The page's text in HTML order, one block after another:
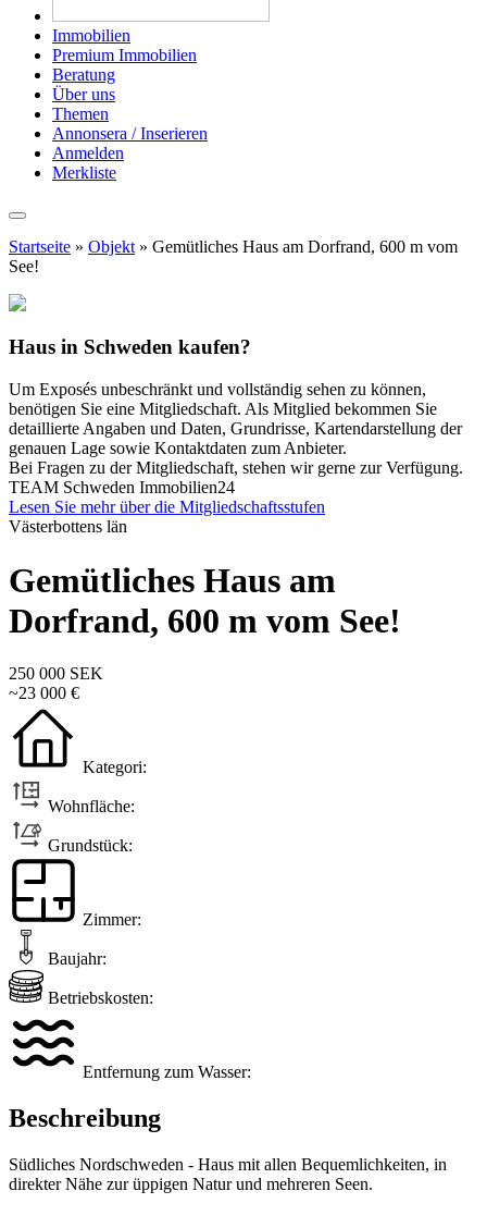
Immobilien
Premium Immobilien
Beratung
Über uns
Themen
Annonsera / Inserieren
Anmelden
Merkliste
Startseite » Objekt » Gemütliches Haus am Dorfrand, 600 m vom
See!
Haus in Schweden kaufen?
Um Exposés unbeschränkt und vollständig sehen zu können,
benötigen Sie eine Mitgliedschaft. Als Mitglied bekommen Sie
detaillierte Angaben und Daten, Grundrisse, Kartendarstellung der
genauen Lage sowie Kontaktdaten zum Anbieter.
Bei Fragen zu der Mitgliedschaft, stehen wir gerne zur Verfügung.
TEAM Schweden Immobilien24
Lesen Sie mehr über die Mitgliedschaftsstufen
Västerbottens län
Gemütliches Haus am
Dorfrand, 600 m vom See!
250 000 SEK
~23 000 €
Kategori:
Wohnfläche:
Grundstück:
Zimmer:
Baujahr:
Betriebskosten:
Entfernung zum Wasser:
Beschreibung
Südliches Nordschweden - Haus mit allen Bequemlichkeiten, in
direkter Nähe zur üppigen Natur und mehreren Seen.